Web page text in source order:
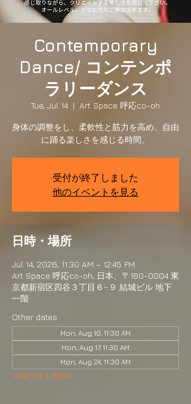
Contemporary
Dance/ コンテンポ
ラリーダンス
Tue, Jul 14
  |
Art Space 呼応co-oh
身体の調整をし、柔軟性と筋力を高め、自由
に踊る楽しさを感じる時間。
受付が終了しました
他のイベントを見る
日時・場所
Jul 14, 2026, 11:30 AM – 12:45 PM
Art Space 呼応co-oh, 日本、〒160-0004 東
京都新宿区四谷３丁目６−９ 結城ビル 地下
一階
Other dates
Mon, Aug 10, 11:30 AM
Mon, Aug 17, 11:30 AM
Mon, Aug 24, 11:30 AM
View all 4 dates